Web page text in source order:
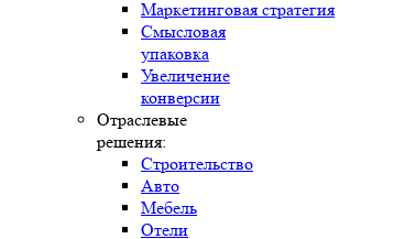
Маркетинговая стратегия
Смысловая
упаковка
Увеличение
конверсии
Отраслевые
решения:
Строительство
Авто
Мебель
Отели